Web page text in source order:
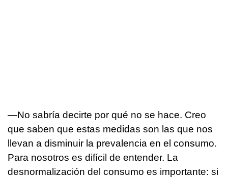
—No sabría decirte por qué no se hace. Creo
que saben que estas medidas son las que nos
llevan a disminuir la prevalencia en el consumo.
Para nosotros es difícil de entender. La
desnormalización del consumo es importante: si